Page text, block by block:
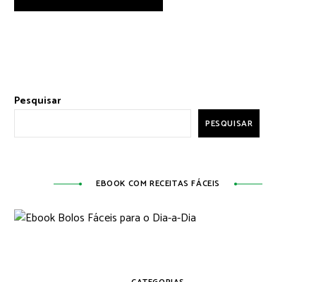
Pesquisar
PESQUISAR
EBOOK COM RECEITAS FÁCEIS